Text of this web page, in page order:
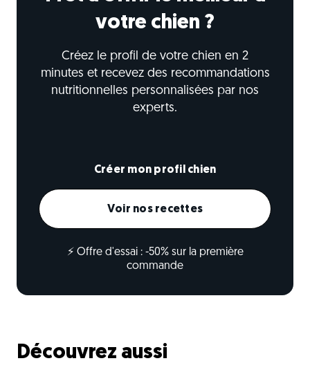
votre chien ?
Créez le profil de votre chien en 2
minutes et recevez des recommandations
nutritionnelles personnalisées par nos
experts.
Créer mon profil chien
Voir nos recettes
⚡ Offre d'essai : -50% sur la première
commande
Découvrez aussi